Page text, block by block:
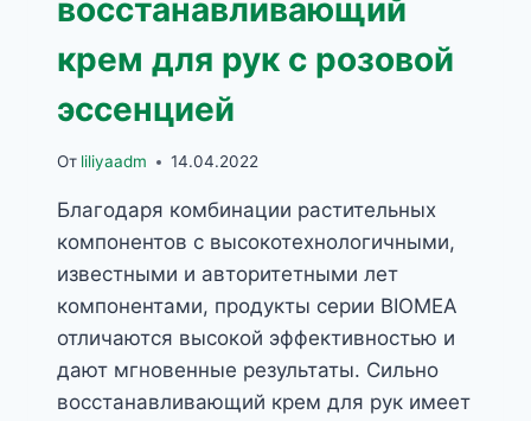
восстанавливающий
крем для рук с розовой
эссенцией
От liliyaadm 14.04.2022
Благодаря комбинации растительных
компонентов с высокотехнологичными,
известными и авторитетными лет
компонентами, продукты серии BIOMEA
отличаются высокой эффективностью и
дают мгновенные результаты. Сильно
восстанавливающий крем для рук имеет